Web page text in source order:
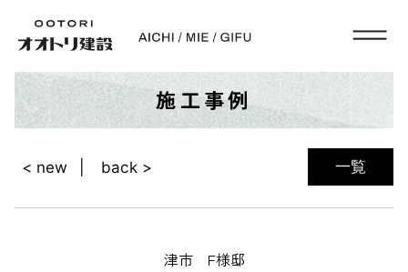
施工事例
一覧
< new back >
津市 F様邸